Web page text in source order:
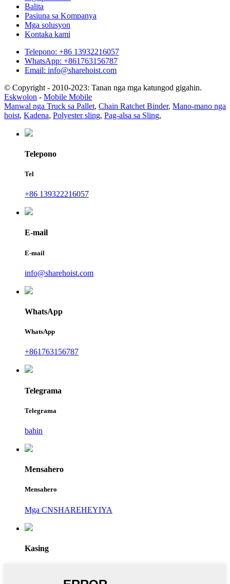
Balita
Pasiuna sa Kompanya
Mga solusyon
Kontaka kami
Telepono: +86 13932216057
WhatsApp: +861763156787
Email: info@sharehoist.com
© Copyright - 2010-2023: Tanan nga mga katungod gigahin.
Eskwolon - Mobile Mobile
Manwal nga Truck sa Pallet, Chain Ratchet Binder, Mano-mano nga
hoist, Kadena, Polyester sling, Pag-alsa sa Sling,
Telepono
Tel
+86 139322216057
E-mail
E-mail
info@sharehoist.com
WhatsApp
WhatsApp
+861763156787
Telegrama
Telegrama
bahin
Mensahero
Mensahero
Mga CNSHAREHEYIYA
Kasing